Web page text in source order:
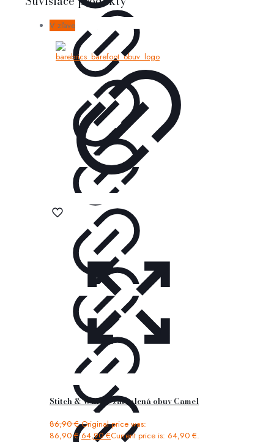
V zľave
Stitch & Walk – zateplená obuv Camel
86,90€ Original price was:
86,90 €.64,90€Current price is: 64,90 €.